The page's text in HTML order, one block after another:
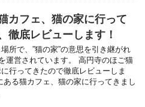
カフェ、猫の家に行って
徹底レビューします！
所で、”猫の家”の意思を引き継がれ
運営されています。 高円寺のほご猫
行ってきたので徹底レビューしま
ある猫カフェ、猫の家に行ってきまし